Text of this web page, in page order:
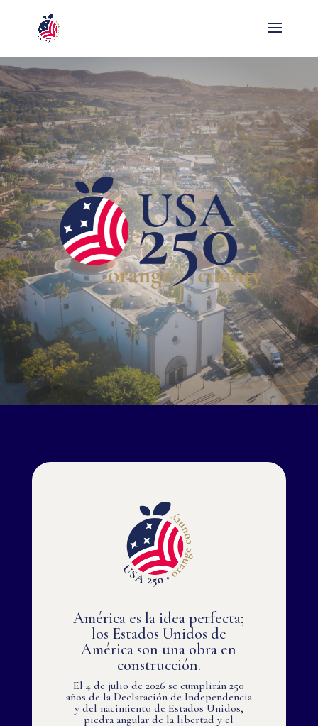
América es la idea perfecta;
los Estados Unidos de
América son una obra en
construcción.
El 4 de julio de 2026 se cumplirán 250
años de la Declaración de Independencia
y del nacimiento de Estados Unidos,
piedra angular de la libertad y el